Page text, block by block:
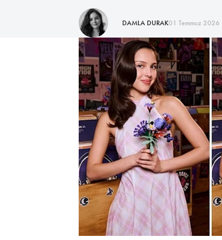
DAMLA DURAK01 Temmuz 2026